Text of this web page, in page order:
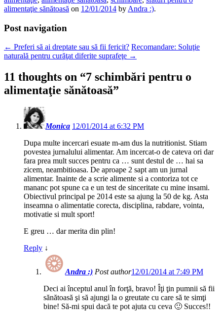
alimentaţie sănătoasă on 12/01/2014 by Andra :).
Post navigation
← Preferi să ai dreptate sau să fii fericit? Recomandare: Soluţie
naturală pentru curăţat diferite suprafeţe →
11 thoughts on “7 schimbări pentru o
alimentaţie sănătoasă”
Monica 12/01/2014 at 6:32 PM
Dupa multe incercari esuate m-am dus la nutritionist. Stiam
povestea jurnalului alimentar. Am incercat-o de cateva ori dar
fara prea mult succes pentru ca … sunt destul de … hai sa
zicem, neambitioasa. De aproape 2 sapt am un jurnal
alimentar. Inainte de a scrie alimente si a contoriza tot ce
mananc pot spune ca e un test de sinceritate cu mine insami.
Obiectivul principal pe 2014 este sa ajung la 50 de kg. Asta
inseamna o alimentatie corecta, disciplina, rabdare, vointa,
motivatie si mult sport!
E greu … dar merita din plin!
Reply ↓
Andra :) Post author12/01/2014 at 7:49 PM
Deci ai începtul anul în forţă, bravo! Îţi ţin pumnii să fii
sănătoasă şi să ajungi la o greutate cu care să te simţi
bine! Să-mi spui dacă te pot ajuta cu ceva 🙂 Succes!!